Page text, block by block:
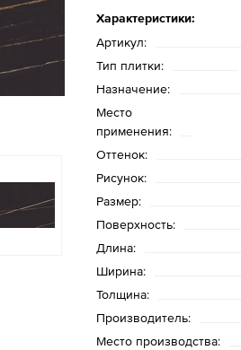
Характеристики:
Артикул:
Тип плитки:
Назначение:
Место
применения:
Оттенок:
Рисунок:
Размер:
Поверхность:
Длина:
Ширина:
Толщина:
Производитель:
Место производства: